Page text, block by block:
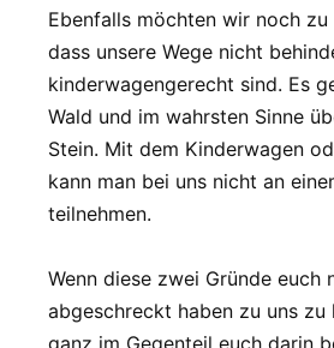
Ebenfalls möchten wir noch
dass unsere Wege nicht
kinderwagengerecht sind. Es
Wald und im wahrsten Sinne
Stein. Mit dem Kinderwagen
kann man bei uns nicht an
teilnehmen.
Wenn diese zwei Gründe euch
abgeschreckt haben zu uns zu